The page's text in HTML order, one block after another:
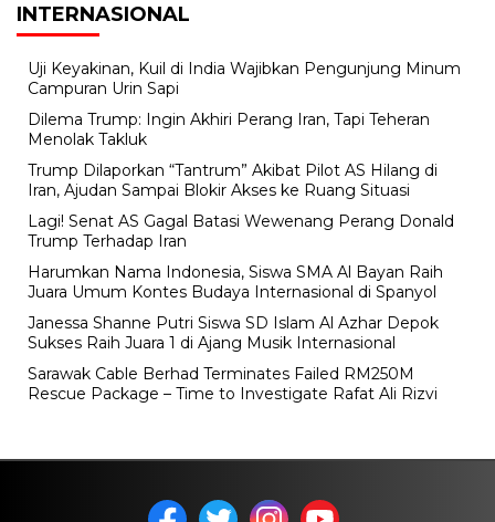
INTERNASIONAL
Uji Keyakinan, Kuil di India Wajibkan Pengunjung Minum
Campuran Urin Sapi
Dilema Trump: Ingin Akhiri Perang Iran, Tapi Teheran
Menolak Takluk
Trump Dilaporkan “Tantrum” Akibat Pilot AS Hilang di
Iran, Ajudan Sampai Blokir Akses ke Ruang Situasi
Lagi! Senat AS Gagal Batasi Wewenang Perang Donald
Trump Terhadap Iran
Harumkan Nama Indonesia, Siswa SMA Al Bayan Raih
Juara Umum Kontes Budaya Internasional di Spanyol
Janessa Shanne Putri Siswa SD Islam Al Azhar Depok
Sukses Raih Juara 1 di Ajang Musik Internasional
Sarawak Cable Berhad Terminates Failed RM250M
Rescue Package – Time to Investigate Rafat Ali Rizvi